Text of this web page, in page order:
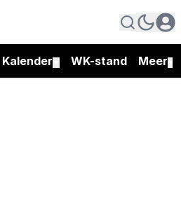
Kalender WK-stand Meer